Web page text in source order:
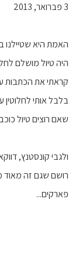
3 פברואר, 2013
האמת היא שטיילנו
היה טיול מושלם
קראתי את הכתבות
בלבל אותי
שאם רוצים טיול
ולגבי קונסטנץ,
רושם שגם זה מאוד
פארקים...